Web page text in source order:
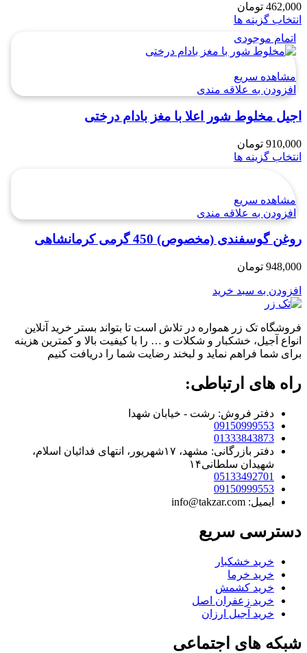
462,000 تومان
انتخاب گزینه ها
اتمام موجودی
مشاهده سریع
افزودن به علاقه مندی
اجیل مخلوط شور اعلا با مغز بادام درختی
910,000 تومان
انتخاب گزینه ها
مشاهده سریع
افزودن به علاقه مندی
روغن گوسفندی (مخصوص) 450 گرمی کرمانشاهی
948,000 تومان
افزودن به سبد خرید
فروشگاه تک زر همواره در تلاش است تا بتواند بستر خرید آنلاین
انواع آجیل، خشکبار و شکلات و … را با کیفیت بالا و کمترین هزینه
برای شما فراهم نماید و لبخند رضایت شما را دریافت کنیم
راه های ارتباطی:
دفتر فروش: رشت - خیابان شهدا
09150999553
01333843873
دفتر بازرگانی: مشهد، ۱۷شهریور، انتهای فدائیان اسلام،
شهیدان سلطانی۱۴
05133492701
09150999553
ایمیل: info@takzar.com
دسترسی سریع
خرید خشکبار
خرید خرما
خرید کشمش
خرید زعفران اصل
خرید آجیل ارزان
شبکه های اجتماعی